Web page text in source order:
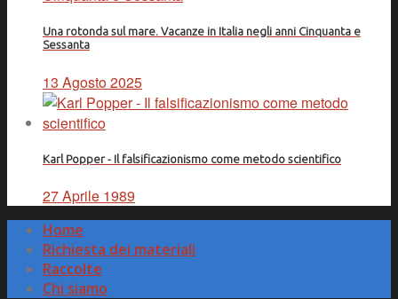
Una rotonda sul mare. Vacanze in Italia negli anni Cinquanta e
Sessanta
13 Agosto 2025
Karl Popper - Il falsificazionismo come metodo scientifico
27 Aprile 1989
Home
Richiesta dei materiali
Raccolte
Chi siamo